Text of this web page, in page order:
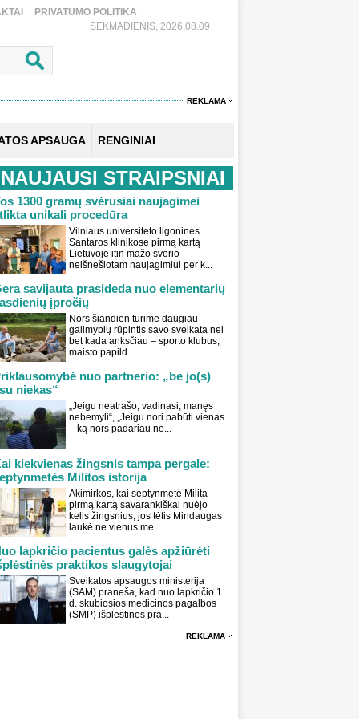
PRIVATUMO POLITIKA
SEKMADIENIS, 2026.08.09
REKLAMA
APSAUGA RENGINIAI
NAUJAUSI STRAIPSNIAI
1300 gramų svėrusiai naujagimei
unikali procedūra
Vilniaus universiteto ligoninės
Santaros klinikose pirmą kartą
Lietuvoje itin mažo svorio
neišnešiotam naujagimiui per k...
savijauta prasideda nuo elementarių
įpročių
Nors šiandien turime daugiau
galimybių rūpintis savo sveikata nei
bet kada anksčiau – sporto klubus,
maisto papild...
nuo partnerio: „be jo(s)
niekas“
„Jeigu neatrašo, vadinasi, manęs
nebemyli“, „Jeigu nori pabūti vienas
– ką nors padariau ne...
kiekvienas žingsnis tampa pergale:
Militos istorija
Akimirkos, kai septynmetė Milita
pirmą kartą savarankiškai nuėjo
kelis žingsnius, jos tėtis Mindaugas
laukė ne vienus me...
lapkričio pacientus galės apžiūrėti
praktikos slaugytojai
Sveikatos apsaugos ministerija
(SAM) praneša, kad nuo lapkričio 1
d. skubiosios medicinos pagalbos
(SMP) išplėstinės pra...
REKLAMA